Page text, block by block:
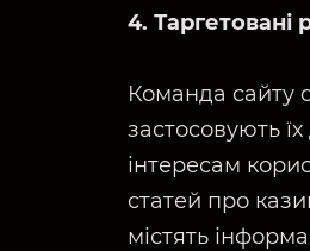
4. Таргетовані
Команда сайту
застосовують
інтересам
статей про
містять